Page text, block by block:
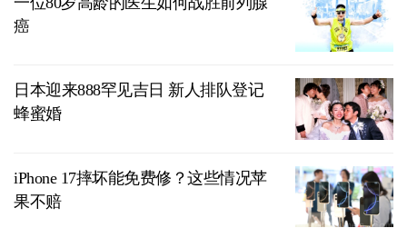
癌
日本迎来888罕见吉日 新人排队登记
蜂蜜婚
iPhone 17摔坏能免费修？这些情况苹
果不赔